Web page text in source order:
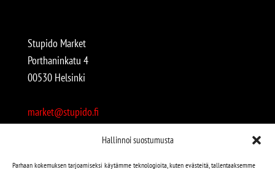
Hallinnoi suostumusta
Parhaan kokemuksen tarjoamiseksi käytämme teknologioita, kuten evästeitä, tallentaaksemme
Stupido Market
Porthaninkatu 4
00530 Helsinki
market@stupido.fi
Avoinna: